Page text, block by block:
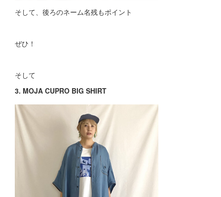
そして、後ろのネーム名残もポイント
ぜひ！
そして
3. MOJA CUPRO BIG SHIRT